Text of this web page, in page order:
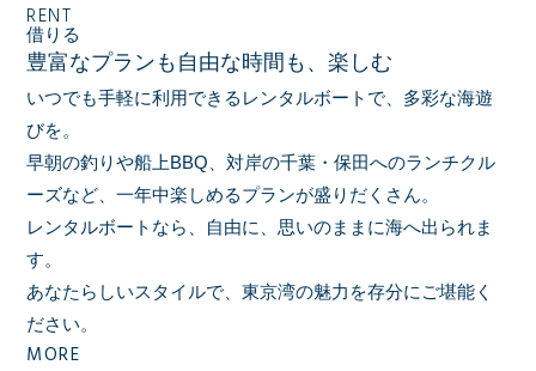
RENT
借りる
豊富なプランも自由な時間も、楽しむ
いつでも手軽に利用できるレンタルボートで、多彩な海遊
びを。
早朝の釣りや船上BBQ、対岸の千葉・保田へのランチクル
ーズなど、一年中楽しめるプランが盛りだくさん。
レンタルボートなら、自由に、思いのままに海へ出られま
す。
あなたらしいスタイルで、東京湾の魅力を存分にご堪能く
ださい。
MORE